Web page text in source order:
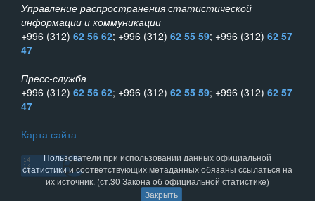
Управление распространения статистической
информации и коммуникации
+996 (312) 62 56 62; +996 (312) 62 55 59; +996 (312) 62 57
47
Пресс-служба
+996 (312) 62 56 62; +996 (312) 62 55 59; +996 (312) 62 57
47
Карта сайта
Пользователи при использовании данных официальной
статистики и соответствующих метаданных обязаны ссылаться на
их источник. (ст.30 Закона об официальной статистике)
Закрыть